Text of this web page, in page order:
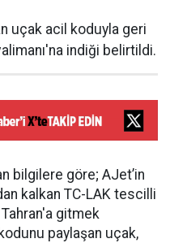
uçak acil koduyla geri
indiği belirtildi.
bilgilere göre; AJet’in
kalkan TC-LAK tescilli
gitmek
paylaşan uçak,